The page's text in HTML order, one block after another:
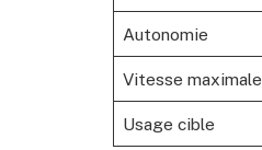
Autonomie
Vitesse maximale
Usage cible